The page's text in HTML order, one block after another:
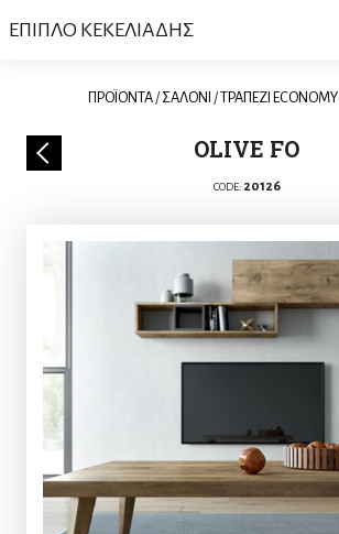
ΕΠΙΠΛΟ ΚΕΚΕΛΙΑΔΗΣ
ΠΡΟΪΟΝΤΑ / ΣΑΛΟΝΙ /ΤΡΑΠΕΖΙ ECONOMY
OLIVE FO
CODE: 20126